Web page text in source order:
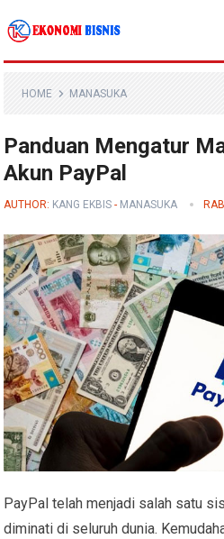
Kanal Ekonomi Bisnis
HOME MANASUKA
Panduan Mengatur
Akun PayPal
AUTHOR: KANG EKBIS - MANASUKA
PayPal telah menjadi salah satu
diminati di seluruh dunia.